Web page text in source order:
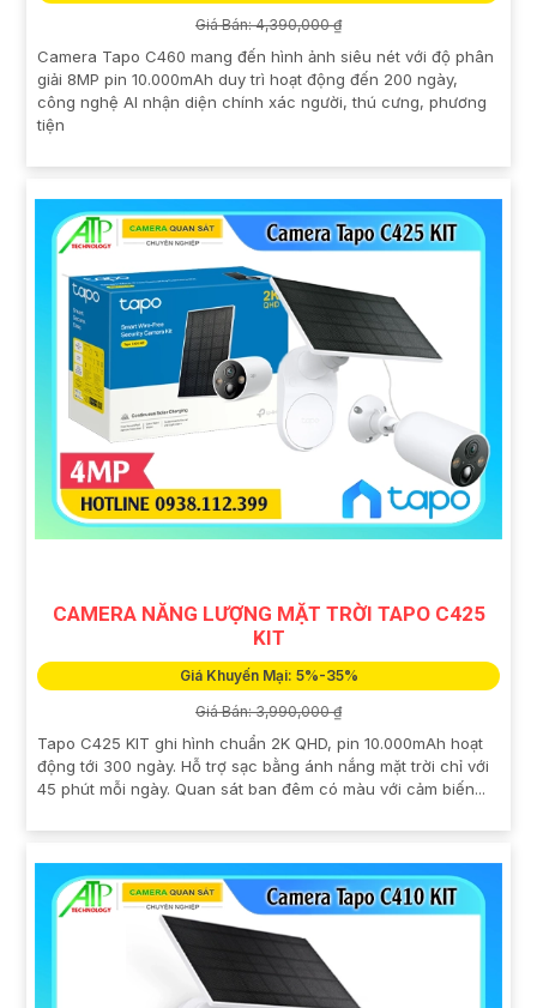
Giá Bán: 4,390,000 ₫
Camera Tapo C460 mang đến hình ảnh siêu nét với độ phân
giải 8MP pin 10.000mAh duy trì hoạt động đến 200 ngày,
công nghệ AI nhận diện chính xác người, thú cưng, phương
tiện
CAMERA NĂNG LƯỢNG MẶT TRỜI TAPO C425
KIT
Giá Khuyến Mại: 5%-35%
Giá Bán: 3,990,000 ₫
Tapo C425 KIT ghi hình chuẩn 2K QHD, pin 10.000mAh hoạt
động tới 300 ngày. Hỗ trợ sạc bằng ánh nắng mặt trời chỉ với
45 phút mỗi ngày. Quan sát ban đêm có màu với cảm biến...